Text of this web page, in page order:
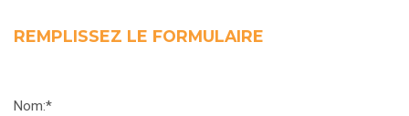
REMPLISSEZ LE FORMULAIRE
Nom:*